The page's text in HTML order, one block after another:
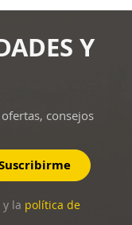
Y
consejos
y la política de